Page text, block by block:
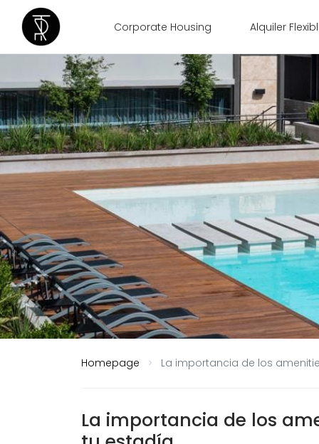
Corporate Housing Alquiler
Homepage La importancia de los
La importancia de los